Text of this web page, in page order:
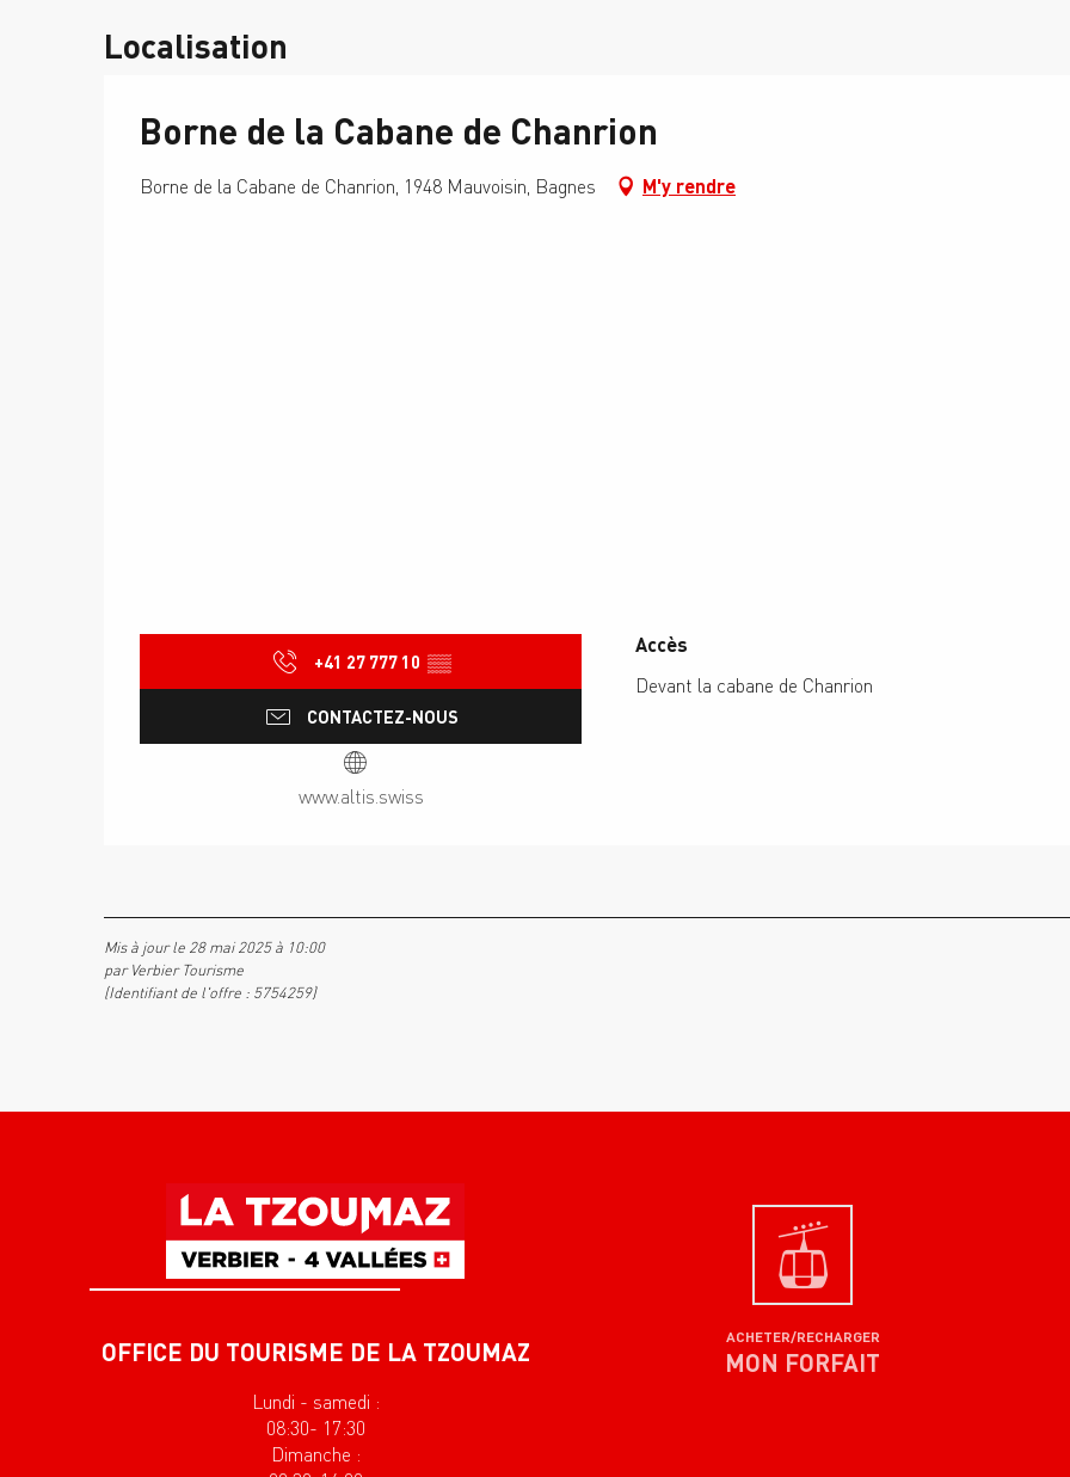
Localisation
Borne de la Cabane de Chanrion
Borne de la Cabane de Chanrion, 1948 Mauvoisin, Bagnes M'y rendre
+41 27 777 10 ▒▒
CONTACTEZ-NOUS
www.altis.swiss
Accès
Accès
Devant la cabane de Chanrion
Mis à jour le 28 mai 2025 à 10:00
par Verbier Tourisme
(Identifiant de l'offre : 5754259)
OFFICE DU TOURISME DE LA TZOUMAZ
Lundi - samedi :
08:30- 17:30
Dimanche :
ACHETER/RECHARGER
MON FORFAIT